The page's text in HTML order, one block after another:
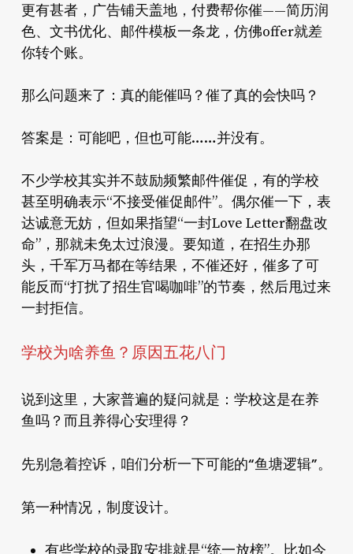
更有甚者，广告铺天盖地，付费帮你催——简历润
色、文书优化、邮件模板一条龙，仿佛offer就差
你转个账。
那么问题来了：真的能催吗？催了真的会快吗？
答案是：可能吧，但也可能……并没有。
不少学校其实并不鼓励频繁邮件催促，有的学校
甚至明确表示“不接受催促邮件”。偶尔催一下，表
达诚意无妨，但如果指望“一封Love Letter翻盘改
命”，那就未免太过浪漫。要知道，在招生办那
头，千军万马都在等结果，不催还好，催多了可
能反而“打扰了招生官喝咖啡”的节奏，然后甩过来
一封拒信。
学校为啥养鱼？原因五花八门
说到这里，大家普遍的疑问就是：学校这是在养
鱼吗？而且养得心安理得？
先别急着控诉，咱们分析一下可能的“鱼塘逻辑”。
第一种情况， 制度设计。
有些学校的录取安排就是“统一放榜”。比如今